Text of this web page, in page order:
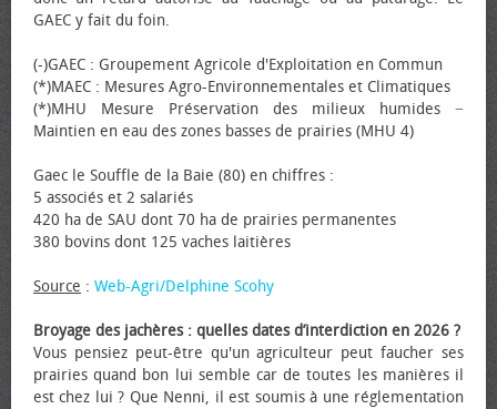
GAEC y fait du foin.
(-)GAEC : Groupement Agricole d'Exploitation en Commun
(*)MAEC : Mesures Agro-Environnementales et Climatiques
(*)MHU Mesure Préservation des milieux humides −
Maintien en eau des zones basses de prairies (MHU 4)
Gaec le Souffle de la Baie (80) en chiffres :
5 associés et 2 salariés
420 ha de SAU dont 70 ha de prairies permanentes
380 bovins dont 125 vaches laitières
Source : Web-Agri/Delphine Scohy
Broyage des jachères : quelles dates d’interdiction en 2026 ?
Vous pensiez peut-être qu'un agriculteur peut faucher ses
prairies quand bon lui semble car de toutes les manières il
est chez lui ? Que Nenni, il est soumis à une réglementation